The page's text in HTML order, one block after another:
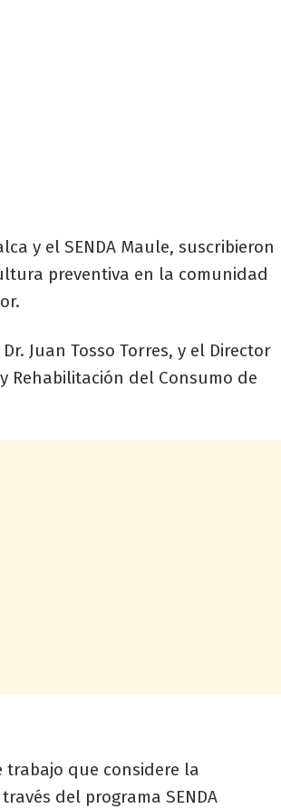
y el SENDA Maule, suscribieron
preventiva en la comunidad
Juan Tosso Torres, y el Director
Rehabilitación del Consumo de
que considere la
del programa SENDA